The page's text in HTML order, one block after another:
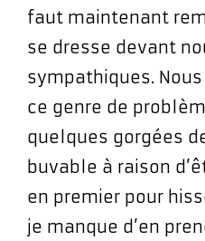
faut maintenant
se dresse devant
sympathiques.
ce genre de
quelques gorgées
buvable à raison
en premier pour
je manque d’en